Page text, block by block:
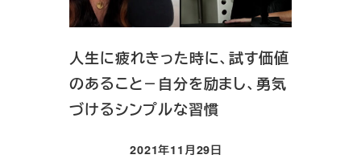
人生に疲れきった時に、試す価値
のあること－自分を励まし、勇気
づけるシンプルな習慣
投稿日
2021年11月29日